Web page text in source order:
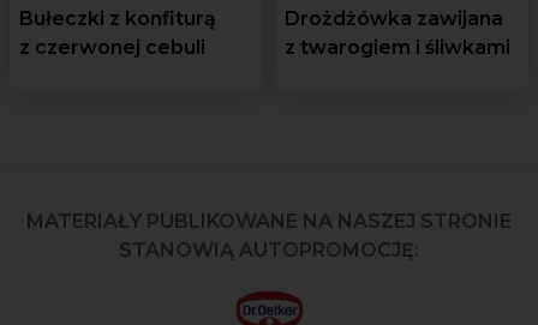
Bułeczki z konfiturą
z czerwonej cebuli
Drożdżówka zawijana
z twarogiem i śliwkami
MATERIAŁY PUBLIKOWANE NA NASZEJ STRONIE
STANOWIĄ AUTOPROMOCJĘ: